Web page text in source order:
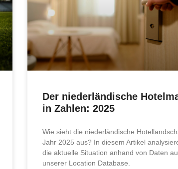
Der niederländische
in Zahlen: 2025
Wie sieht die niederländische
Jahr 2025 aus? In diesem Artikel
die aktuelle Situation anhand von Daten
unserer Location Database.